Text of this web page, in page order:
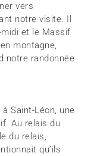
vers
notre visite. Il
et le Massif
montagne,
notre randonnée
Saint-Léon, une
Au relais du
du relais,
qu’ils